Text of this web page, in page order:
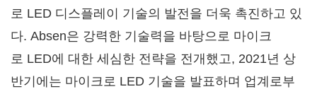
로 LED 디스플레이 기술의 발전을 더욱 촉진하고 있
다. Absen은 강력한 기술력을 바탕으로 마이크
로 LED에 대한 세심한 전략을 전개했고, 2021년 상
반기에는 마이크로 LED 기술을 발표하며 업계로부